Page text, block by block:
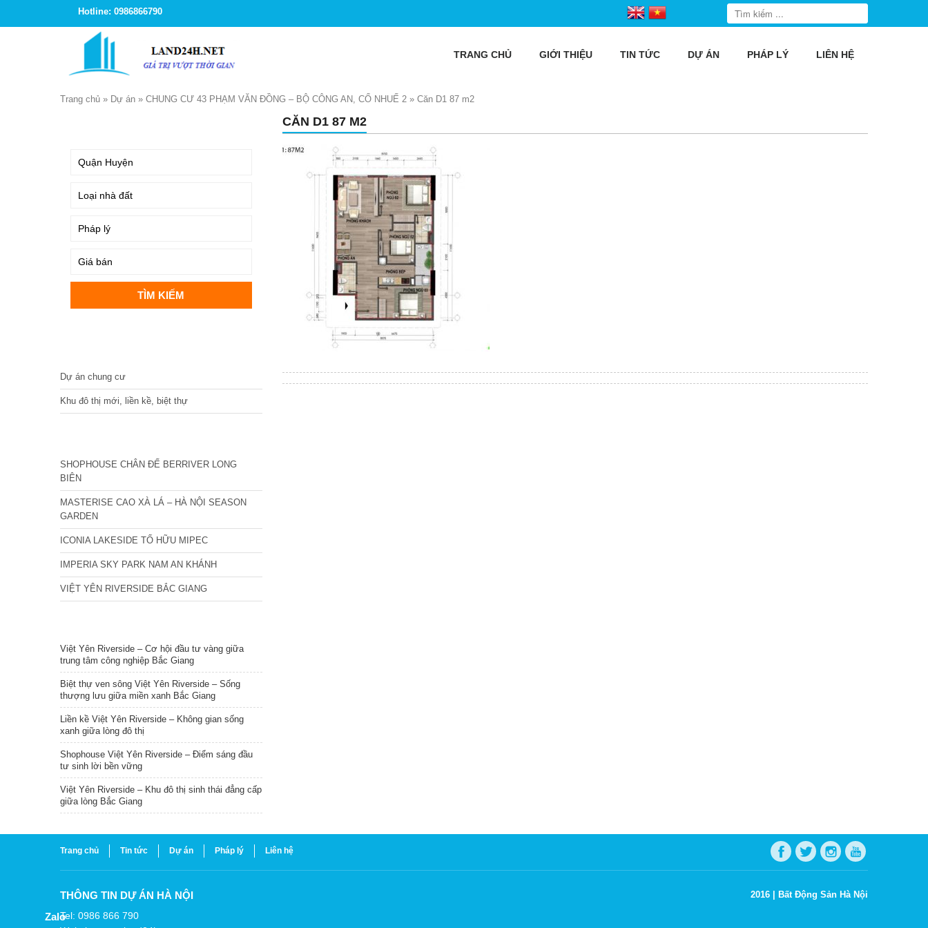
Hotline: 0986866790
TRANG CHỦ GIỚI THIỆU TIN TỨC DỰ ÁN PHÁP LÝ LIÊN HỆ
Trang chủ » Dự án » CHUNG CƯ 43 PHẠM VĂN ĐỒNG – BỘ CÔNG AN, CỔ NHUẾ 2 » Căn D1 87 m2
CĂN D1 87 M2
Dự án chung cư
Khu đô thị mới, liền kề, biệt thự
SHOPHOUSE CHÂN ĐẾ BERRIVER LONG
BIÊN
MASTERISE CAO XÀ LÁ – HÀ NỘI SEASON
GARDEN
ICONIA LAKESIDE TỐ HỮU MIPEC
IMPERIA SKY PARK NAM AN KHÁNH
VIỆT YÊN RIVERSIDE BẮC GIANG
Việt Yên Riverside – Cơ hội đầu tư vàng giữa
trung tâm công nghiệp Bắc Giang
Biệt thự ven sông Việt Yên Riverside – Sống
thượng lưu giữa miền xanh Bắc Giang
Liền kề Việt Yên Riverside – Không gian sống
xanh giữa lòng đô thị
Shophouse Việt Yên Riverside – Điểm sáng đầu
tư sinh lời bền vững
Việt Yên Riverside – Khu đô thị sinh thái đẳng cấp
giữa lòng Bắc Giang
Trang chủ Tin tức Dự án Pháp lý Liên hệ
THÔNG TIN DỰ ÁN HÀ NỘI
Tel: 0986 866 790
2016 | Bất Động Sản Hà Nội
Zalo